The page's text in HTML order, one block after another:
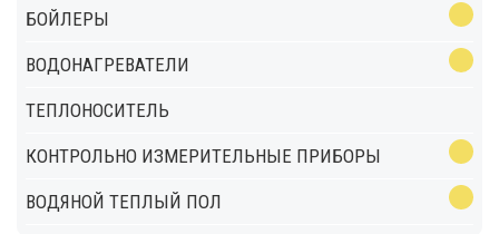
БОЙЛЕРЫ
ВОДОНАГРЕВАТЕЛИ
ТЕПЛОНОСИТЕЛЬ
КОНТРОЛЬНО ИЗМЕРИТЕЛЬНЫЕ ПРИБОРЫ
ВОДЯНОЙ ТЕПЛЫЙ ПОЛ